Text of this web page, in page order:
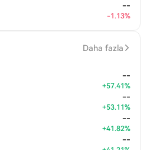
--
-1.13%
Daha fazla
--
+57.41%
--
+53.11%
--
+41.82%
--